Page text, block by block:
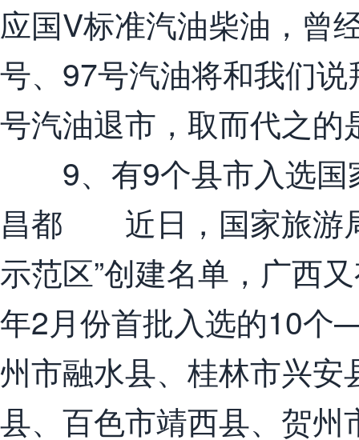
应国V标准汽油柴油，曾
号、97号汽油将和我们
号汽油退市，取而代之
9、有9个县市入选国
昌都 近日，国家旅游
示范区”创建名单，广西
年2月份首批入选的10
州市融水县、桂林市兴
县、百色市靖西县、贺